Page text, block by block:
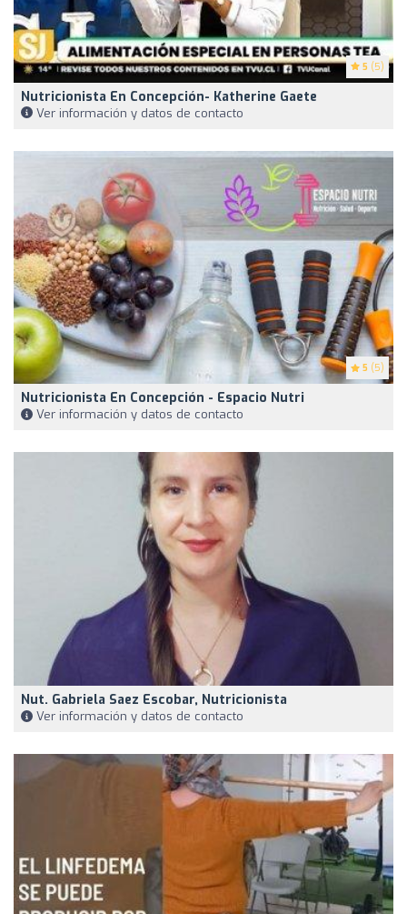
5 (5)
Nutricionista En Concepción- Katherine Gaete
Ver información y datos de contacto
5 (5)
Nutricionista En Concepción - Espacio Nutri
Ver información y datos de contacto
Nut. Gabriela Saez Escobar, Nutricionista
Ver información y datos de contacto